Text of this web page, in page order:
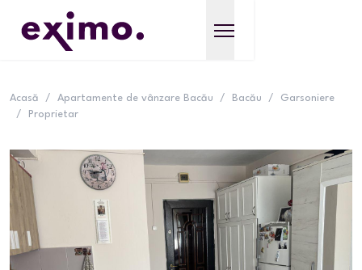
Acasă / Apartamente de vânzare Bacău / Bacău /
Garsoniere
/
Proprietar